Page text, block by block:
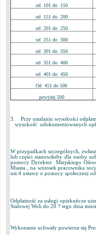
od 101 do 150
od 151 do 200
od 201 do 250
od 251 do 300
od 301 do 350
od 351 do 400
od 401 do 450
Od 451 do 500
powyżej 500
3. Przy ustalaniu wysokości
wysokość udokumentowanych
W przypadkach szczególnych,
lub części stanowiłoby dla osoby
pomocy Dyrektor Miejskiego
Miasta , na wniosek pracownika
ust.4 ustawy o pomocy społecznej
Odpłatność za usługi opiekuńcze
Stalowej Woli do 20 ? tego dnia
Wykonanie uchwały powierza się